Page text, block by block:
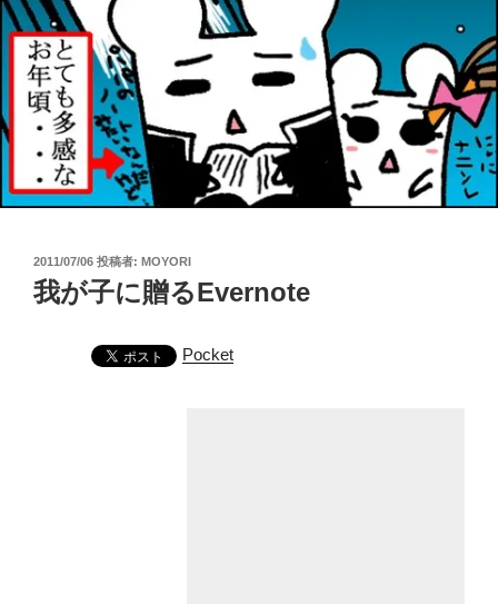
投
稿
日:
2011/07/06 投稿者: MOYORI
我が子に贈るEvernote
Pocket